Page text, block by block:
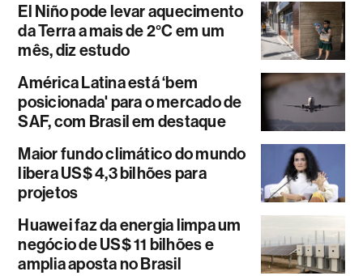
El Niño pode levar aquecimento
da Terra a mais de 2°C em um
mês, diz estudo
América Latina está ‘bem
posicionada' para o mercado de
SAF, com Brasil em destaque
Maior fundo climático do mundo
libera US$ 4,3 bilhões para
projetos
Huawei faz da energia limpa um
negócio de US$ 11 bilhões e
amplia aposta no Brasil